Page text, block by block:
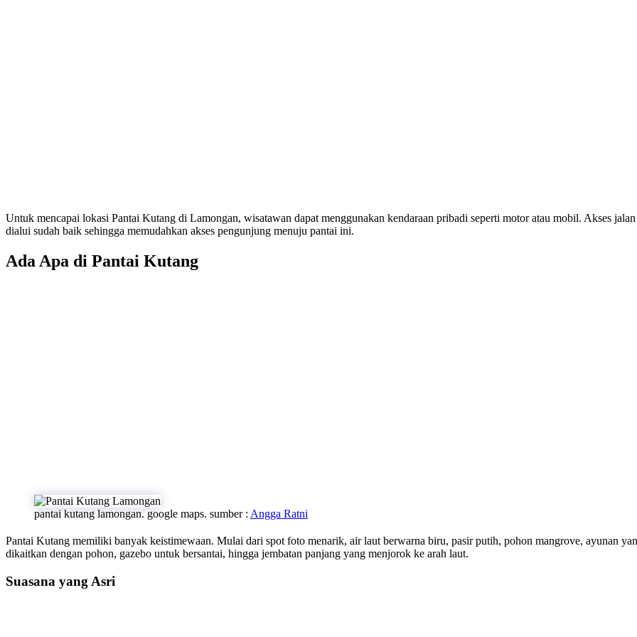
Untuk mencapai lokasi Pantai Kutang di Lamongan, wisatawan dapat menggunakan kendaraan pribadi seperti motor atau mobil. Akses
dialui sudah baik sehingga memudahkan akses pengunjung menuju pantai ini.
Ada Apa di Pantai Kutang
pantai kutang lamongan. google maps. sumber : Angga Ratni
Pantai Kutang memiliki banyak keistimewaan. Mulai dari spot foto menarik, air laut berwarna biru, pasir putih, pohon mangrove, ayunan
dikaitkan dengan pohon, gazebo untuk bersantai, hingga jembatan panjang yang menjorok ke arah laut.
Suasana yang Asri